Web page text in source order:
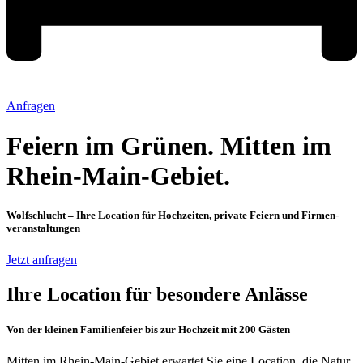
Anfragen
Feiern im Grünen. Mitten im
Rhein-Main-Gebiet.
Wolfschlucht – Ihre Location für Hochzeiten, private Feiern und Firmen­
veranstaltungen
Jetzt anfragen
Ihre Location für besondere Anlässe
Von der kleinen Familienfeier bis zur Hochzeit mit 200 Gästen